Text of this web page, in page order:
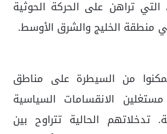
تراهن على الحركة الحوثية
منطقة الخليج والشرق الأوسط.
منذ عام 2014 تمكنوا من السيطرة على مناطق
الانقسامات السياسية
تدخلاتهم الحالية تتراوح بين